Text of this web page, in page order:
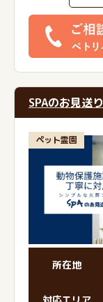
SPAのお見送り
ペット霊園
所在地